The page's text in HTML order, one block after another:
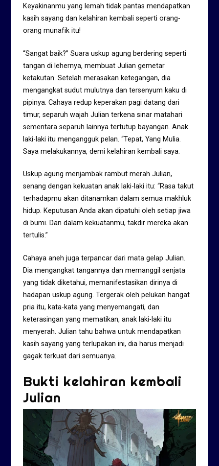
Keyakinanmu yang lemah tidak pantas mendapatkan
kasih sayang dan kelahiran kembali seperti orang-
orang munafik itu!
“Sangat baik?” Suara uskup agung berdering seperti
tangan di lehernya, membuat Julian gemetar
ketakutan. Setelah merasakan ketegangan, dia
mengangkat sudut mulutnya dan tersenyum kaku di
pipinya. Cahaya redup keperakan pagi datang dari
timur, separuh wajah Julian terkena sinar matahari
sementara separuh lainnya tertutup bayangan. Anak
laki-laki itu mengangguk pelan. “Tepat, Yang Mulia.
Saya melakukannya, demi kelahiran kembali saya.
Uskup agung menjambak rambut merah Julian,
senang dengan kekuatan anak laki-laki itu: “Rasa takut
terhadapmu akan ditanamkan dalam semua makhluk
hidup. Keputusan Anda akan dipatuhi oleh setiap jiwa
di bumi. Dan dalam kekuatanmu, takdir mereka akan
tertulis.”
Cahaya aneh juga terpancar dari mata gelap Julian.
Dia mengangkat tangannya dan memanggil senjata
yang tidak diketahui, memanifestasikan dirinya di
hadapan uskup agung. Tergerak oleh pelukan hangat
pria itu, kata-kata yang menyemangati, dan
keterasingan yang mematikan, anak laki-laki itu
menyerah. Julian tahu bahwa untuk mendapatkan
kasih sayang yang terlupakan ini, dia harus menjadi
gagak terkuat dari semuanya.
Bukti kelahiran kembali
Julian